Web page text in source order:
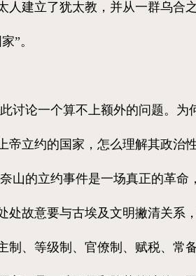
人建立了犹太教，并从一群乌合
”。
论一个算不上额外的问题。为
帝立约的国家，怎么理解其政治
的立约事件是一场真正的革命
处故意要与古埃及文明撇清关系
制、等级制、官僚制、赋税、常